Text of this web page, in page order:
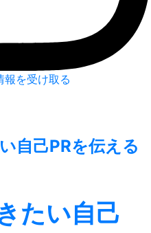
を受け取る
たい自己